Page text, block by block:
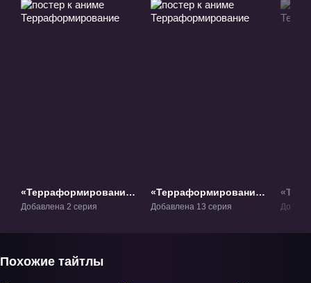
«Терраформирование»
ОВА-1
Добавлена 2 серия
«Терраформирование»
ТВ-1
Добавлена 13 серия
2»
Похожие тайтлы